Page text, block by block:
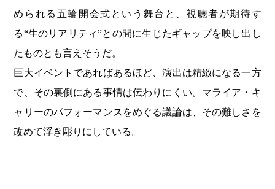
められる五輪開会式という舞台と、視聴者が期待す
る“生のリアリティ”との間に生じたギャップを映し出し
たものとも言えそうだ。
巨大イベントであればあるほど、演出は精緻になる一方
で、その裏側にある事情は伝わりにくい。マライア・キ
ャリーのパフォーマンスをめぐる議論は、その難しさを
改めて浮き彫りにしている。